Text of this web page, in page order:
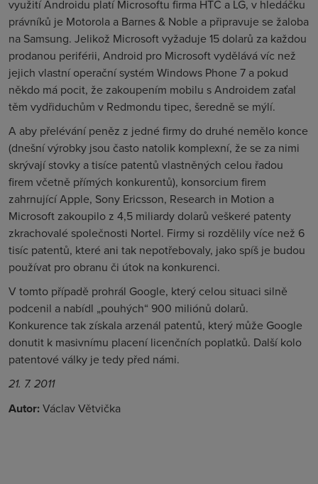
využití Androidu platí Microsoftu firma HTC a LG, v hledáčku
právníků je Motorola a Barnes& Noble a připravuje se žaloba
na Samsung. Jelikož Microsoft vyžaduje 15 dolarů za každou
prodanou periférii, Android pro Microsoft vydělává víc než
jejich vlastní operační systém Windows Phone 7 a pokud
někdo má pocit, že zakoupením mobilu s Androidem zaťal
těm vydřiduchům v Redmondu tipec, šeredně se mýlí.
A aby přelévání peněz z jedné firmy do druhé nemělo konce
(dnešní výrobky jsou často natolik komplexní, že se za nimi
skrývají stovky a tisíce patentů vlastněných celou řadou
firem včetně přímých konkurentů), konsorcium firem
zahrnující Apple, Sony Ericsson, Research in Motion a
Microsoft zakoupilo z 4,5 miliardy dolarů veškeré patenty
zkrachovalé společnosti Nortel. Firmy si rozdělily více než 6
tisíc patentů, které ani tak nepotřebovaly, jako spíš je budou
používat pro obranu či útok na konkurenci.
V tomto případě prohrál Google, který celou situaci silně
podcenil a nabídl „pouhých“ 900 miliónů dolarů.
Konkurence tak získala arzenál patentů, který může Google
donutit k masivnímu placení licenčních poplatků. Další kolo
patentové války je tedy před námi.
21. 7. 2011
Autor: Václav Větvička